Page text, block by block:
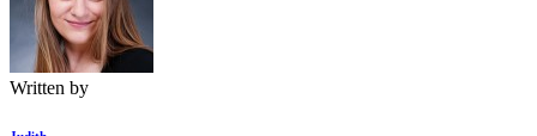
Written by